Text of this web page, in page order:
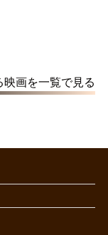
映画を一覧で見る